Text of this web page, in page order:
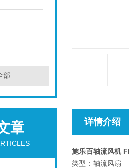
部
章 详情介绍
施乐百轴流风机
类型：轴流风扇